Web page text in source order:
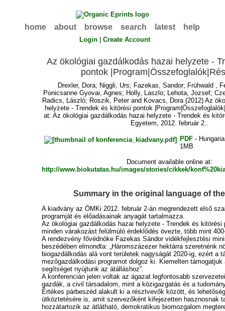
home about browse search latest help
Login |Create Account
Az ökológiai gazdálkodás hazai helyzete -
pontok
Drexler, Dora; Niggli, Urs; Fazekas, Sandor; Frühwald ,
Ponicsanne Gyovai, Agnes; Holly, Laszlo; Lehota, Jozsef;
Radics, László; Roszik, Peterand Kovacs, Dora(2012) Az
helyzete - Trendek és kitörési pontok
at: Az ökológiai gazdálkodás hazai helyzete - Trendek és
Egyetem, 2012. február 2..
PDF -
1MB
Document available online at:
http://www.biokutatas.hu/images/stories/cikkek/
Summary in the original language of
A kiadvány az ÖMKi 2012. február 2-án megrendezett első
programját és előadásainak anyagát tartalmazza.
Az ökológiai gazdálkodás hazai helyzete - Trendek és
minden várakozást felülmúló érdeklődés övezte, több mint
A rendezvény fővédnöke Fazekas Sándor vidékfejlesztési
beszédében elmondta: „Háromszázezer hektárra szeretnénk
biogazdálkodás alá vont területek nagyságát 2020-ig, ezért a
mezőgazdálkodási programot dolgoz ki. Kiemelten
segítséget nyújtunk az átálláshoz”.
A konferencián jelen voltak az ágazat legfontosabb
gazdák, a civil társadalom, mint a közigazgatás és a
Értékes párbeszéd alakult ki a résztvevők között, és
ütköztetésére is, amit szervezőként kifejezetten hasznosnak
hozzátartozik az átlátható, demokratikus biomozgalom